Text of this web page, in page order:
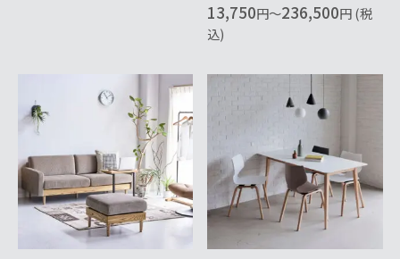
13,750円～236,500円 (税
込)